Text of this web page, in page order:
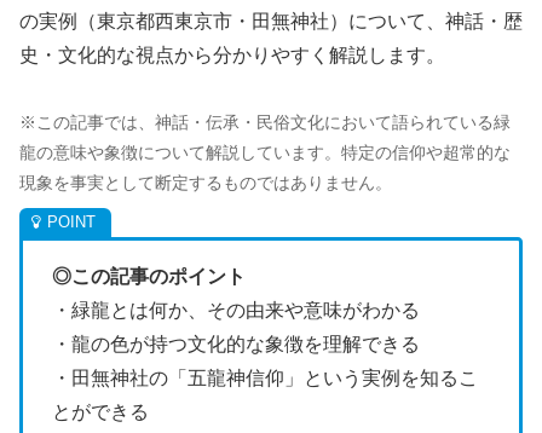
の実例（東京都西東京市・田無神社）について、神話・歴
史・文化的な視点から分かりやすく解説します。
※この記事では、神話・伝承・民俗文化において語られている緑
龍の意味や象徴について解説しています。特定の信仰や超常的な
現象を事実として断定するものではありません。
◎この記事のポイント
・緑龍とは何か、その由来や意味がわかる
・龍の色が持つ文化的な象徴を理解できる
・田無神社の「五龍神信仰」という実例を知るこ
とができる